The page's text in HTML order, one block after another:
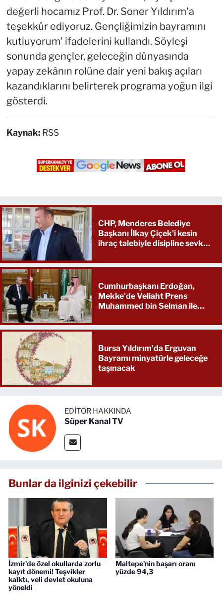
değerli hocamız Prof. Dr. Soner Yıldırım'a
teşekkür ediyoruz. Gençliğimizin bayramını
kutluyorum' ifadelerini kullandı. Söyleşi
sonunda gençler, geleceğin dünyasında
yapay zekânın rolüne dair yeni bakış açıları
kazandıklarını belirterek programa yoğun ilgi
gösterdi.
Kaynak: RSS
CHP, Menderes Belediye
Başkanı İlkay Çiçek'i kesin
ihraç talebiyle disipline sevk
Cumhurbaşkanı Erdoğan,
Mekke'de Veliaht Prens
Muhammed bin Selman ile
Bursa Yıldırım'da Erguvan
Bayramı minyatürle geleceğe
taşınacak
EDITÖR HAKKINDA
Süper Kanal TV
Bunlar da ilginizi çekebilir
İzmir'de özel okullarda zorlu
kayıt dönemi! Teşvikler
kalktı, veli devlet okuluna
yöneldi
Maltepe'nin başarı oranı
yüzde 94,3